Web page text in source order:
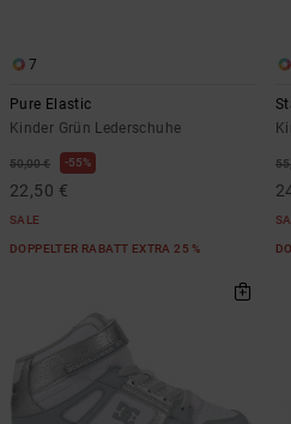
7
Pure Elastic
Kinder Grün Lederschuhe
50,00 € 55%
22,50 €
SALE
DOPPELTER RABATT EXTRA 25 %